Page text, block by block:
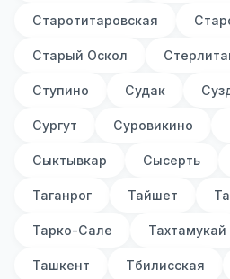
Старотитаровская
Старый Оскол
Ступино Судак
Сургут Суровикино
Сыктывкар Сысерть
Таганрог Тайшет
Тарко-Сале Тахтамукай
Ташкент Тбилисская